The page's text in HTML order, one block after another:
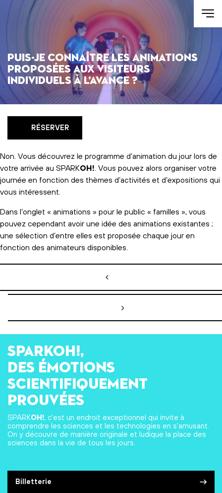
Aller au contenu
Puis-je connaître les animations
proposées aux visiteurs
individuels à l’avance ?
RÉSERVER
Non. Vous découvrez le programme d’animation du jour lors de
votre arrivée au SPARKOH!. Vous pouvez alors organiser votre
journée en fonction des thèmes d’activités et d’expositions qui
vous intéressent.
Dans l’onglet « animations » pour le public « familles », vous
pouvez cependant avoir une idée des animations existantes ;
une sélection d’entre elles est proposée chaque jour en
fonction des animateurs disponibles.
Navigation de l’article
Billetterie
SPARKOH!,
des émotions
scientifiquement
prouvées
SPARKOH!, c'est un endroit exceptionnel qui invite à
comprendre les sciences et les technologies en s'amusant.
On y découvre de manière originale et ludique la place des
sciences dans la vie de tous les jours.